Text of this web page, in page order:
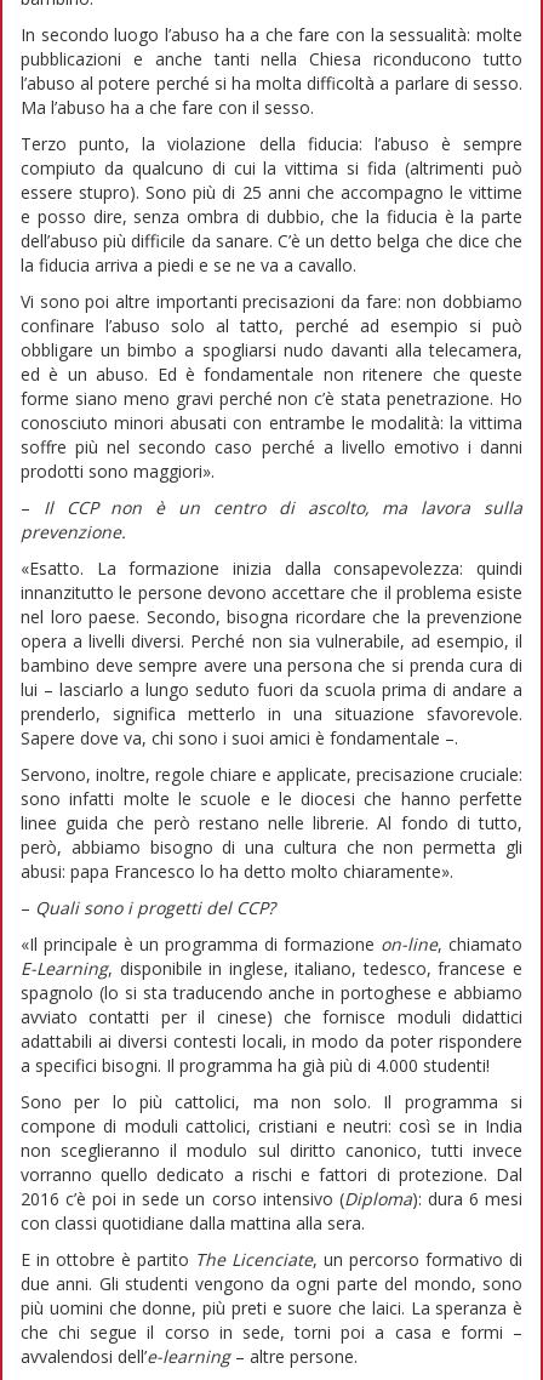
In secondo luogo l’abuso ha a che fare con la sessualità: molte
pubblicazioni e anche tanti nella Chiesa riconducono tutto
l’abuso al potere perché si ha molta difficoltà a parlare di sesso.
Ma l’abuso ha a che fare con il sesso.
Terzo punto, la violazione della fiducia: l’abuso è sempre
compiuto da qualcuno di cui la vittima si fida (altrimenti può
essere stupro). Sono più di 25 anni che accompagno le vittime
e posso dire, senza ombra di dubbio, che la fiducia è la parte
dell’abuso più difficile da sanare. C’è un detto belga che dice che
la fiducia arriva a piedi e se ne va a cavallo.
Vi sono poi altre importanti precisazioni da fare: non dobbiamo
confinare l’abuso solo al tatto, perché ad esempio si può
obbligare un bimbo a spogliarsi nudo davanti alla telecamera,
ed è un abuso. Ed è fondamentale non ritenere che queste
forme siano meno gravi perché non c’è stata penetrazione. Ho
conosciuto minori abusati con entrambe le modalità: la vittima
soffre più nel secondo caso perché a livello emotivo i danni
prodotti sono maggiori».
– Il CCP non è un centro di ascolto, ma lavora sulla
prevenzione.
«Esatto. La formazione inizia dalla consapevolezza: quindi
innanzitutto le persone devono accettare che il problema esiste
nel loro paese. Secondo, bisogna ricordare che la prevenzione
opera a livelli diversi. Perché non sia vulnerabile, ad esempio, il
bambino deve sempre avere una persona che si prenda cura di
lui – lasciarlo a lungo seduto fuori da scuola prima di andare a
prenderlo, significa metterlo in una situazione sfavorevole.
Sapere dove va, chi sono i suoi amici è fondamentale –.
Servono, inoltre, regole chiare e applicate, precisazione cruciale:
sono infatti molte le scuole e le diocesi che hanno perfette
linee guida che però restano nelle librerie. Al fondo di tutto,
però, abbiamo bisogno di una cultura che non permetta gli
abusi: papa Francesco lo ha detto molto chiaramente».
– Quali sono i progetti del CCP?
«Il principale è un programma di formazione on-line, chiamato
E-Learning, disponibile in inglese, italiano, tedesco, francese e
spagnolo (lo si sta traducendo anche in portoghese e abbiamo
avviato contatti per il cinese) che fornisce moduli didattici
adattabili ai diversi contesti locali, in modo da poter rispondere
a specifici bisogni. Il programma ha già più di 4.000 studenti!
Sono per lo più cattolici, ma non solo. Il programma si
compone di moduli cattolici, cristiani e neutri: così se in India
non sceglieranno il modulo sul diritto canonico, tutti invece
vorranno quello dedicato a rischi e fattori di protezione. Dal
2016 c’è poi in sede un corso intensivo (Diploma): dura 6 mesi
con classi quotidiane dalla mattina alla sera.
E in ottobre è partito The Licenciate, un percorso formativo di
due anni. Gli studenti vengono da ogni parte del mondo, sono
più uomini che donne, più preti e suore che laici. La speranza è
che chi segue il corso in sede, torni poi a casa e formi –
avvalendosi dell’e-learning– altre persone.